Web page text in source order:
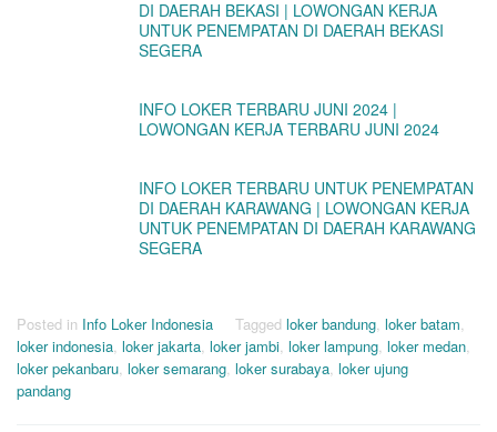
DI DAERAH BEKASI | LOWONGAN KERJA
UNTUK PENEMPATAN DI DAERAH BEKASI
SEGERA
INFO LOKER TERBARU JUNI 2024 |
LOWONGAN KERJA TERBARU JUNI 2024
INFO LOKER TERBARU UNTUK PENEMPATAN
DI DAERAH KARAWANG | LOWONGAN KERJA
UNTUK PENEMPATAN DI DAERAH KARAWANG
SEGERA
Posted in Info Loker Indonesia Tagged loker bandung, loker batam,
loker indonesia, loker jakarta, loker jambi, loker lampung, loker medan,
loker pekanbaru, loker semarang, loker surabaya, loker ujung
pandang